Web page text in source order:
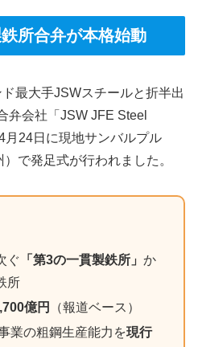
所合弁が本格始動
最大手JSWスチールと折半出
弁会社「JSW JFE Steel
月24日に現地サンバルプル
で発足式が行われました。
ぐ 「第3の一貫製鉄所」か
所
億円
（報道ベース）
業の粗鋼生産能力を現行